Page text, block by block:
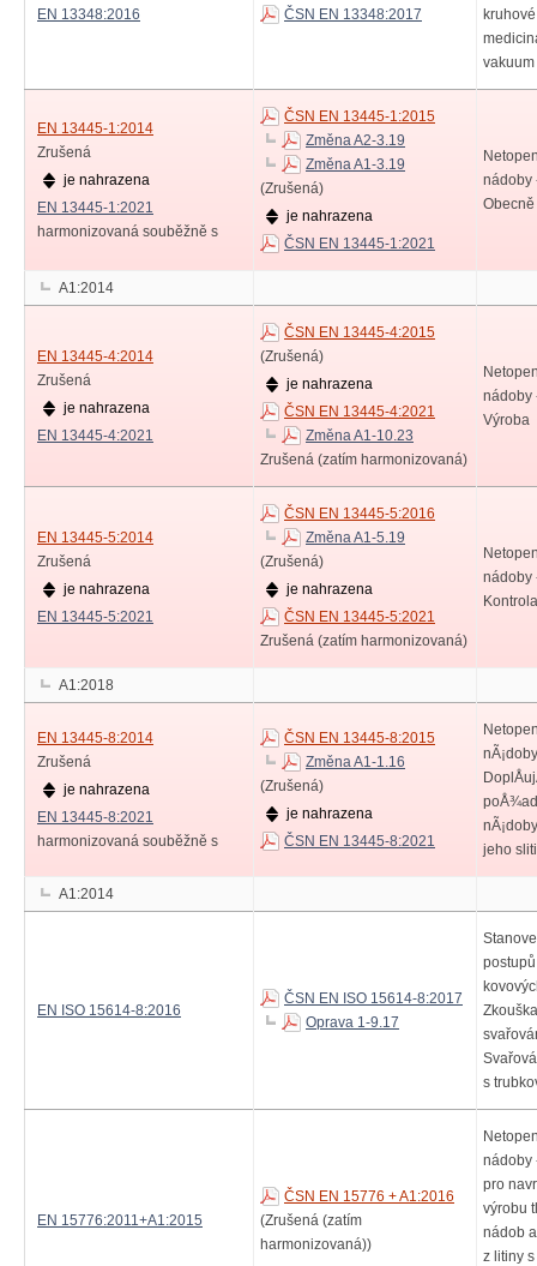
EN 13348:2016 ČSN EN 13348:2017
vakuum
EN 13445-1:2014
Zrušená
je nahrazena
EN 13445-1:2021
harmonizovaná souběžně s
ČSN EN 13445-1:2015
Změna A2-3.19
Změna A1-3.19
(Zrušená)
je nahrazena
ČSN EN 13445-1:2021
nádoby
Obecně
A1:2014
EN 13445-4:2014
Zrušená
je nahrazena
EN 13445-4:2021
ČSN EN 13445-4:2015
(Zrušená)
je nahrazena
ČSN EN 13445-4:2021
Změna A1-10.23
Zrušená (zatím harmonizovaná)
nádoby
Výroba
EN 13445-5:2014
Zrušená
je nahrazena
EN 13445-5:2021
ČSN EN 13445-5:2016
Změna A1-5.19
(Zrušená)
je nahrazena
ČSN EN 13445-5:2021
Zrušená (zatím harmonizovaná)
nádoby
A1:2018
EN 13445-8:2014
Zrušená
je nahrazena
EN 13445-8:2021
harmonizovaná souběžně s
ČSN EN 13445-8:2015
Změna A1-1.16
(Zrušená)
je nahrazena
ČSN EN 13445-8:2021
jeho
A1:2014
EN ISO 15614-8:2016
ČSN EN ISO 15614-8:2017
Oprava 1-9.17
s
EN 15776:2011+A1:2015
ČSN EN 15776 + A1:2016
(Zrušená (zatím
harmonizovaná))
nádoby
pro
výrobu
nádob
z litiny